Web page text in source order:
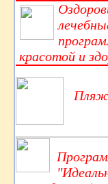
красотой и